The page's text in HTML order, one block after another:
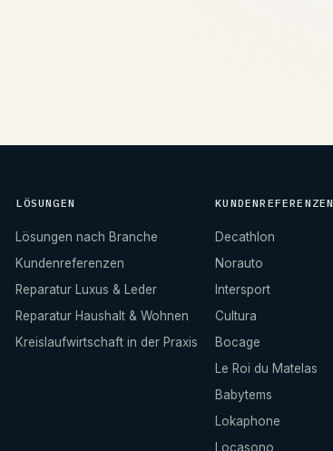
LÖSUNGEN
Lösungen nach Branche
Kundenreferenzen
Reparatur Luxus & Leder
Reparatur Haushalt & Wohnen
Kreislaufwirtschaft in der Praxis
KUNDENREFERENZEN
Decathlon
Norauto
Intersport
Cultura
Bocage
Le Roi du Matelas
Babytems
Lokaphone
Locasono